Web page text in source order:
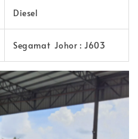
Diesel
Segamat Johor : J603